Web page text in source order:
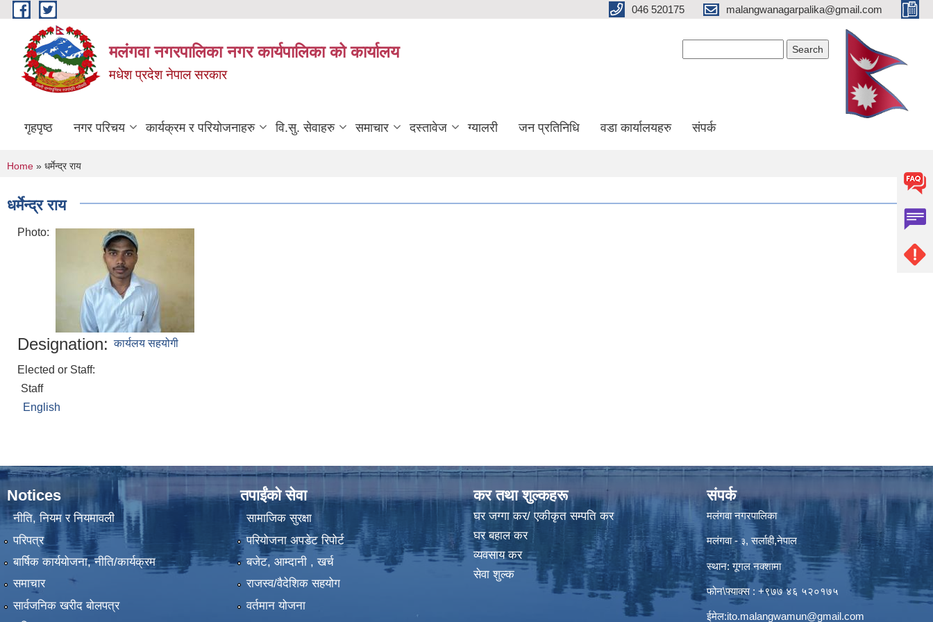
Skip to main content 046 520175 malangwanagarpalika@gmail.com
मलंगवा नगरपालिका नगर कार्यपालिका को कार्यालय
मधेश प्रदेश नेपाल सरकार
गृहपृष्ठ नगर परिचय कार्यक्रम र परियोजनाहरु वि.सु. सेवाहरु समाचार दस्तावेज ग्यालरी जन प्रतिनिधि वडा कार्यालयहरु संपर्क
You are here
Home » धर्मेन्द्र राय
धर्मेन्द्र राय
Photo:
Designation: कार्यलय सहयोगी
Elected or Staff:
Staff
English
Notices
नीति, नियम र नियमावली
परिपत्र
बार्षिक कार्ययोजना, नीति/कार्यक्रम
समाचार
सार्वजनिक खरीद बोलपत्र
तपाईंको सेवा
सामाजिक सुरक्षा
परियोजना अपडेट रिपोर्ट
बजेट, आम्दानी , खर्च
राजस्व/वैदेशिक सहयोग
वर्तमान योजना
कर तथा शुल्कहरू
घर जग्गा कर/ एकीकृत सम्पति कर
घर बहाल कर
व्यवसाय कर
सेवा शुल्क
संपर्क
मलंगवा नगरपालिका
मलंगवा -३, सर्लाही,नेपाल
स्थान: गूगल नक्शामा
फोन\फ्याक्स : +९७७ ४६ ५२०१७५
ईमेल:ito.malangwamun@gmail.com